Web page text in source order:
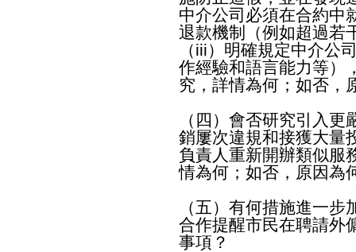
中介公司必須在合約中
退款機制（例如超過若
（iii）明確規定中介公
作經驗和語言能力等）
究，詳情為何；如否，
（四）會否研究引入
銷屢次違規和接獲大量
負責人重新開辦類似服
情為何；如否，原因為
（五）有何措施進一
合作提醒市民在聘請外
事項？